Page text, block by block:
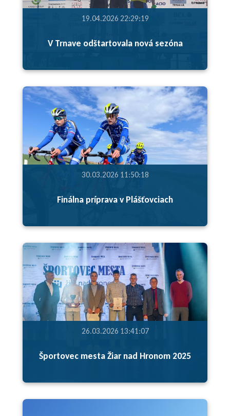
19.04.2026 22:29:19
V Trnave odštartovala nová sezóna
30.03.2026 11:50:18
Finálna príprava v Plášťovciach
26.03.2026 13:41:07
Športovec mesta Žiar nad Hronom 2025